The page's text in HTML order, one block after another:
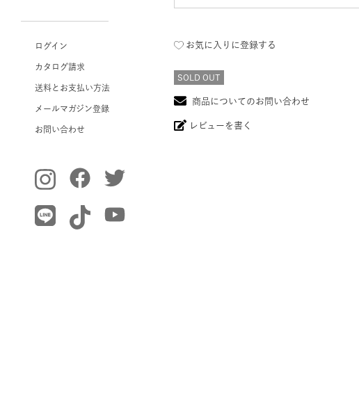
ログイン
カタログ請求
送料とお支払い方法
メールマガジン登録
お問い合わせ
お気に入りに登録する
SOLD OUT
商品についてのお問い合わせ
レビューを書く